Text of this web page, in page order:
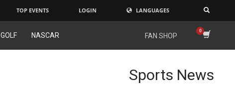
TOP EVENTS LOGIN LANGUAGES
GOLF NASCAR FAN SHOP
Sports News